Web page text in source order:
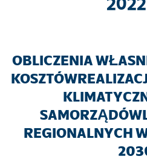
OBLICZENIA
KOSZTÓW
SAMORZĄDÓW
REGIONALNYCH